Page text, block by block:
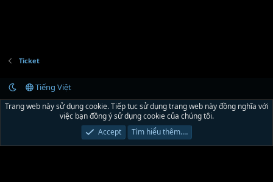
Ticket
Tiếng Việt
Liên hệ
Quy định và Nội quy Chính sách bảo mật Trợ giúp
R
Community platform by XenForo® © 2010-2024 XenForo Ltd.
Xenforo Theme © by ©XenTR
Trang web này sử dụng cookie. Tiếp tục sử dụng trang web này đồng nghĩa với
việc bạn đồng ý sử dụng cookie của chúng tôi.
Accept
Tìm hiểu thêm.…